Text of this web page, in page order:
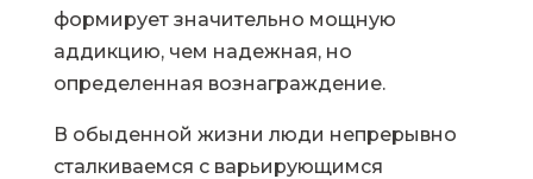
формирует значительно мощную
аддикцию, чем надежная, но
определенная вознаграждение.
В обыденной жизни люди непрерывно
сталкиваемся с варьирующимся